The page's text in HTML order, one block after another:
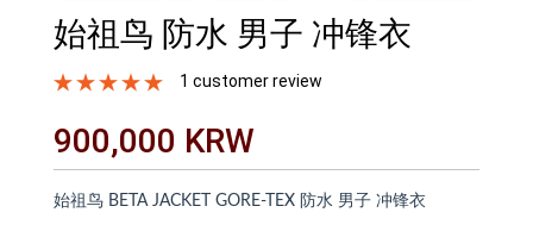
始祖鸟 防水 男子 冲锋衣
1 customer review
900,000 KRW
始祖鸟 BETA JACKET GORE-TEX 防水 男子 冲锋衣